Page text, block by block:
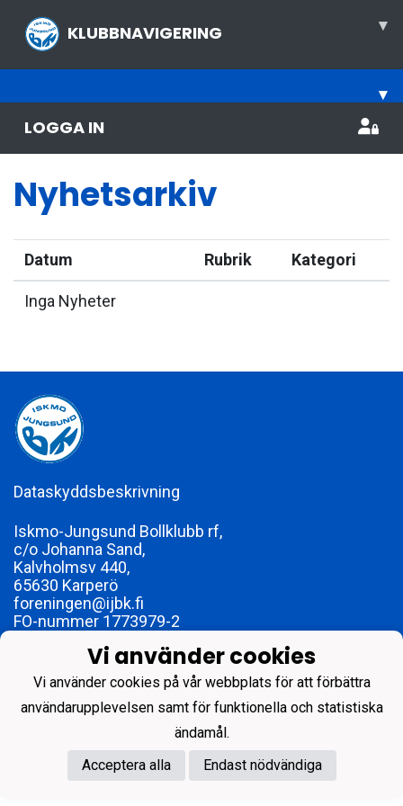
KLUBBNAVIGERING ▾
▾
LOGGA IN
Nyhetsarkiv
Datum Rubrik Kategori
Inga Nyheter
Dataskyddsbeskrivning
Iskmo-Jungsund Bollklubb rf,
c/o Johanna Sand,
Kalvholmsv 440,
65630 Karperö
foreningen@ijbk.fi
FO-nummer 1773979-2
Vi använder cookies
Vi använder cookies på vår webbplats för att förbättra
användarupplevelsen samt för funktionella och statistiska
ändamål.
Acceptera alla
Endast nödvändiga